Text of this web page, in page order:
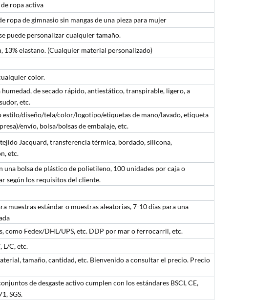
ropa activa
ropa de gimnasio sin mangas de una pieza para mujer
puede personalizar cualquier tamaño.
13% elastano. (Cualquier material personalizado)
color.
de secado rápido, antiestático, transpirable, ligero, a
etc.
estilo/diseño/tela/color/logotipo/etiquetas de mano/lavado, etiqueta
envío, bolsa/bolsas de embalaje, etc.
Jacquard, transferencia térmica, bordado, silicona,
etc.
una bolsa de plástico de polietileno, 100 unidades por caja o
según los requisitos del cliente.
muestras estándar o muestras aleatorias, 7-10 días para una
como Fedex/DHL/UPS, etc. DDP por mar o ferrocarril, etc.
L/C, etc.
tamaño, cantidad, etc. Bienvenido a consultar el precio. Precio
de desgaste activo cumplen con los estándares BSCI, CE,
SGS.